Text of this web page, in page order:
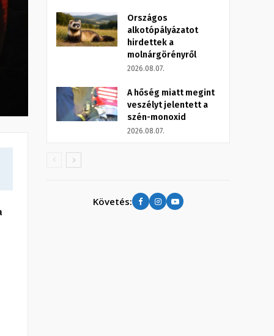
Országos
alkotópályázatot
hirdettek a
molnárgörényről
2026.08.07.
A hőség miatt megint
veszélyt jelentett a
szén-monoxid
2026.08.07.
Követés: